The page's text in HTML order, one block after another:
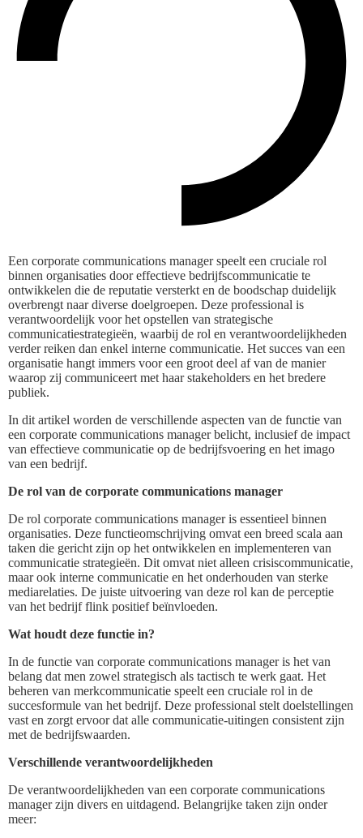
Een corporate communications manager speelt een cruciale rol
binnen organisaties door effectieve bedrijfscommunicatie te
ontwikkelen die de reputatie versterkt en de boodschap duidelijk
overbrengt naar diverse doelgroepen. Deze professional is
verantwoordelijk voor het opstellen van strategische
communicatiestrategieën, waarbij de rol en verantwoordelijkheden
verder reiken dan enkel interne communicatie. Het succes van een
organisatie hangt immers voor een groot deel af van de manier
waarop zij communiceert met haar stakeholders en het bredere
publiek.
In dit artikel worden de verschillende aspecten van de functie van
een corporate communications manager belicht, inclusief de impact
van effectieve communicatie op de bedrijfsvoering en het imago
van een bedrijf.
De rol van de corporate communications manager
De rol corporate communications manager is essentieel binnen
organisaties. Deze functieomschrijving omvat een breed scala aan
taken die gericht zijn op het ontwikkelen en implementeren van
communicatie strategieën. Dit omvat niet alleen crisiscommunicatie,
maar ook interne communicatie en het onderhouden van sterke
mediarelaties. De juiste uitvoering van deze rol kan de perceptie
van het bedrijf flink positief beïnvloeden.
Wat houdt deze functie in?
In de functie van corporate communications manager is het van
belang dat men zowel strategisch als tactisch te werk gaat. Het
beheren van merkcommunicatie speelt een cruciale rol in de
succesformule van het bedrijf. Deze professional stelt doelstellingen
vast en zorgt ervoor dat alle communicatie-uitingen consistent zijn
met de bedrijfswaarden.
Verschillende verantwoordelijkheden
De verantwoordelijkheden van een corporate communications
manager zijn divers en uitdagend. Belangrijke taken zijn onder
meer: